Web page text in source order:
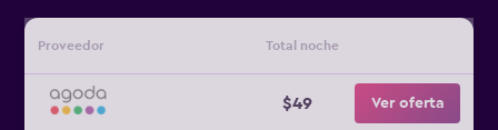
Proveedor Total noche
$49 Ver oferta